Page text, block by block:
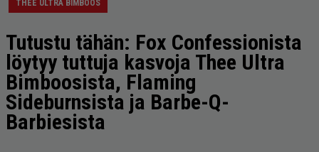
THEE ULTRA BIMBOOS
Tutustu tähän: Fox Confessionista
löytyy tuttuja kasvoja Thee Ultra
Bimboosista, Flaming
Sideburnsista ja Barbe-Q-
Barbiesista